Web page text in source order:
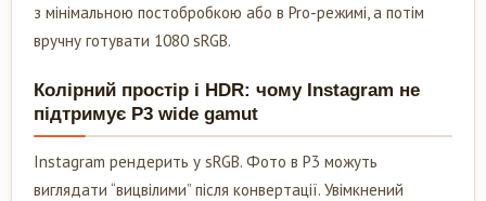
з мінімальною постобробкою або в Pro-режимі, а потім
вручну готувати 1080 sRGB.
Колірний простір і HDR: чому Instagram не
підтримує P3 wide gamut
Instagram рендерить у sRGB. Фото в P3 можуть
виглядати “вицвілими” після конвертації. Увімкнений